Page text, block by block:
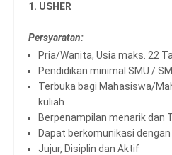
1. USHER
Persyaratan:
Pria/Wanita, Usia maks. 22
Pendidikan minimal SMU /
Terbuka bagi Mahasiswa/
kuliah
Berpenampilan menarik dan
Dapat berkomunikasi
Jujur, Disiplin dan Aktif